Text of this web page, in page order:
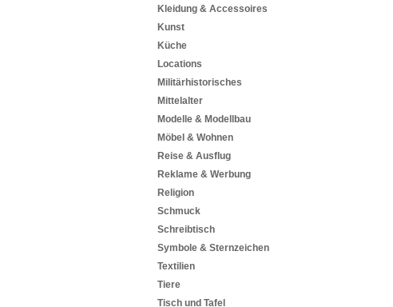
Kleidung & Accessoires
Kunst
Küche
Locations
Militärhistorisches
Mittelalter
Modelle & Modellbau
Möbel & Wohnen
Reise & Ausflug
Reklame & Werbung
Religion
Schmuck
Schreibtisch
Symbole & Sternzeichen
Textilien
Tiere
Tisch und Tafel